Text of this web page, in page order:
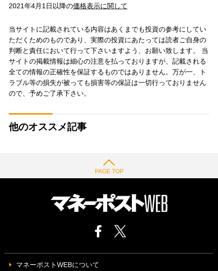
2021年4月1日以降の価格表示に関して
当サイトに記載されている内容はあくまでも投資の参考にしてい
ただくためのものであり、実際の投資にあたっては読者ご自身の
判断と責任において行って下さいますよう、お願い致します。 当
サイトの掲載情報は細心の注意を払っておりますが、記載される
全ての情報の正確性を保証するものではありません。万が一、ト
ラブル等の損失が被っても損害等の保証は一切行っておりません
ので、予めご了承下さい。
他のオススメ記事
PAGE TOP
マネーポストWEBについて